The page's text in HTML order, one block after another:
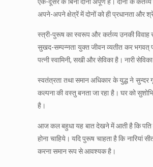
अपने-अपने क्षेत्रें में दोनों को ही प्रधानता और
स्त्री-पुरूष का स्वरूप और कर्तव्य उनकी विवाह
सुखद-सम्पन्नता युक्त जीवन व्यतीत कर भगवत्
पत्नी स्वामिनी, सखी और सेविका है। नारी
स्वतंत्रता तथा समान अधिकार के युद्ध ने सुन्दर
कल्पना की वस्तु बनता जा रहा है। घर को
है।
आज कल बहुधा यह बात देखने में आती है कि पति
होना चाहिये। यदि पुरूष चाहता है कि
करना समान रूप से आवश्यक है।